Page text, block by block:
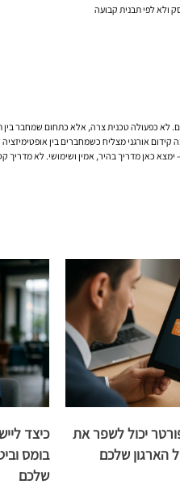
ולא לפי תבנית קבועה
אורגני מצליח כשמחברים בין
של פורטר יכול לשפר את
הארגון שלכם
בומס
שלכם